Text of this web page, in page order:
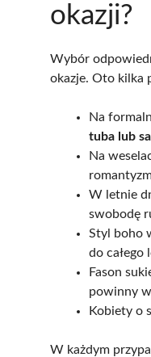
okazji?
Wybór
okazje. Oto kilka
Na
tuba lub
Na
W letnie
swobodę
Styl boho
do całego
Fason
powinny
Kobiety o
W każdym